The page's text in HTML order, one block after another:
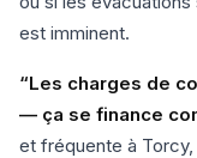
est imminent.
“Les charges de
— ça se finance
et fréquente à